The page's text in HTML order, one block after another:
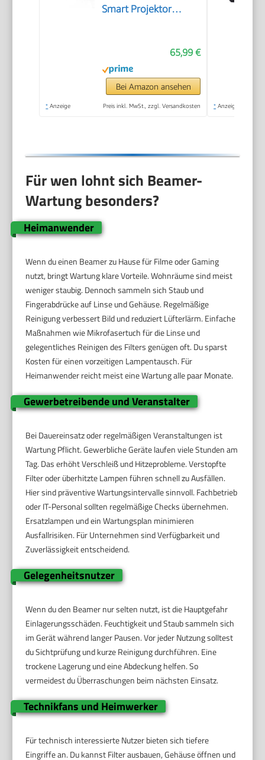
Smart Projektor
65,99 €
Bei Amazon ansehen
* Anzeige Preis inkl. MwSt., zzgl. Versandkosten * Anzeige
Für wen lohnt sich Beamer-
Wartung besonders?
Heimanwender
Wenn du einen Beamer zu Hause für Filme oder Gaming
nutzt, bringt Wartung klare Vorteile. Wohnräume sind meist
weniger staubig. Dennoch sammeln sich Staub und
Fingerabdrücke auf Linse und Gehäuse. Regelmäßige
Reinigung verbessert Bild und reduziert Lüfterlärm. Einfache
Maßnahmen wie Mikrofasertuch für die Linse und
gelegentliches Reinigen des Filters genügen oft. Du sparst
Kosten für einen vorzeitigen Lampentausch. Für
Heimanwender reicht meist eine Wartung alle paar Monate.
Gewerbetreibende und Veranstalter
Bei Dauereinsatz oder regelmäßigen Veranstaltungen ist
Wartung Pflicht. Gewerbliche Geräte laufen viele Stunden am
Tag. Das erhöht Verschleiß und Hitzeprobleme. Verstopfte
Filter oder überhitzte Lampen führen schnell zu Ausfällen.
Hier sind präventive Wartungsintervalle sinnvoll. Fachbetrieb
oder IT-Personal sollten regelmäßige Checks übernehmen.
Ersatzlampen und ein Wartungsplan minimieren
Ausfallrisiken. Für Unternehmen sind Verfügbarkeit und
Zuverlässigkeit entscheidend.
Gelegenheitsnutzer
Wenn du den Beamer nur selten nutzt, ist die Hauptgefahr
Einlagerungsschäden. Feuchtigkeit und Staub sammeln sich
im Gerät während langer Pausen. Vor jeder Nutzung solltest
du Sichtprüfung und kurze Reinigung durchführen. Eine
trockene Lagerung und eine Abdeckung helfen. So
vermeidest du Überraschungen beim nächsten Einsatz.
Technikfans und Heimwerker
Für technisch interessierte Nutzer bieten sich tiefere
Eingriffe an. Du kannst Filter ausbauen, Gehäuse öffnen und